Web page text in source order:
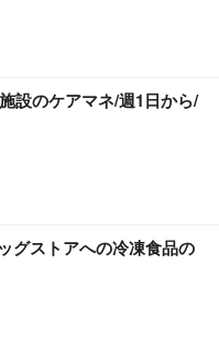
設のケアマネ/週1日から/
グストアへの冷凍食品の